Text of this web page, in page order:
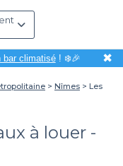
bar climatisé! ❄️🎉 ✖
Nîmes
Les
à louer -